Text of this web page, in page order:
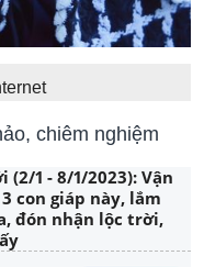
chiêm nghiệm
1 - 8/1/2023): Vận
con giáp này, lắm
đón nhận lộc trời,